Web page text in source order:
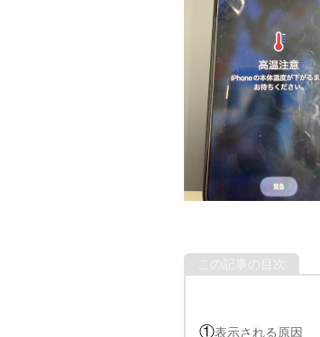
①表示される原因